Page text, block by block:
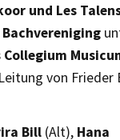
und Les
Collegium
von Frieder
Bill (Alt), Hana